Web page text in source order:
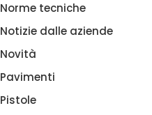
Norme tecniche
Notizie dalle aziende
Novità
Pavimenti
Pistole